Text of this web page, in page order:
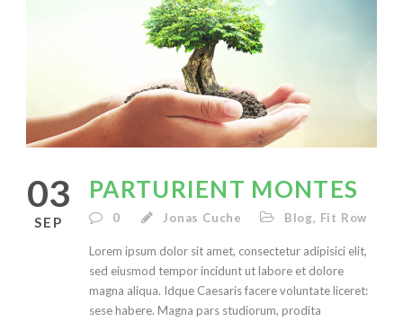
03
SEP
PARTURIENT MONTES
0 Jonas Cuche Blog, Fit Row
Lorem ipsum dolor sit amet, consectetur adipisici elit,
sed eiusmod tempor incidunt ut labore et dolore
magna aliqua. Idque Caesaris facere voluntate liceret:
sese habere. Magna pars studiorum, prodita